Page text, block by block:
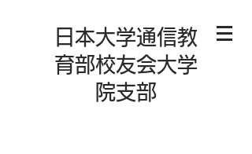
日本大学通信教
育部校友会大学
院支部